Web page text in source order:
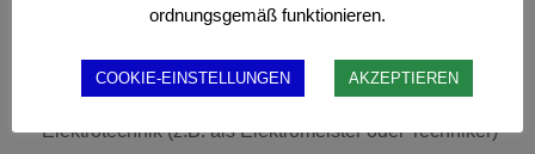
Elektroingenieur, Elektriker oder eine vergleichbare
alternativ Berufserfahrung in der Bau- oder
Elektrotechnik (z.B. als Elektromeister oder Techniker)
ordnungsgemäß funktionieren.
COOKIE-EINSTELLUNGEN AKZEPTIEREN